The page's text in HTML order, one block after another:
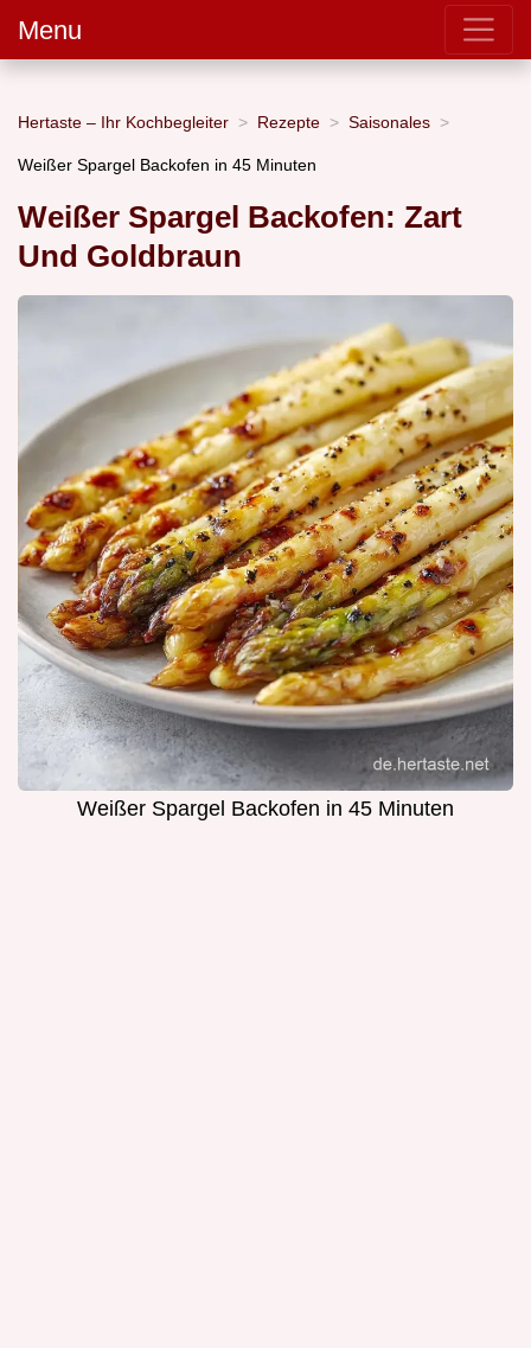
Menu
Hertaste – Ihr Kochbegleiter Rezepte Saisonales
Weißer Spargel Backofen in 45 Minuten
Weißer Spargel Backofen: Zart
Und Goldbraun
Weißer Spargel Backofen in 45 Minuten